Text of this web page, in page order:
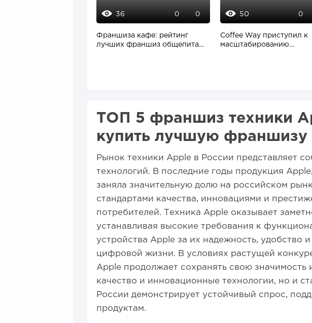
36 0 0
Франшиза кафе: рейтинг
лучших франшиз общепита
50 0
Coffee Way приступил к
масштабированию
ТОП 5 франшиз техники
купить лучшую франшизу
Рынок техники Apple в России представляет
технологий. В последние годы продукция
заняла значительную долю на российском
стандартами качества, инновациями и
потребителей. Техника Apple оказывает
устанавливая высокие требования к
устройства Apple за их надежность, удобство
цифровой жизни. В условиях растущей
Apple продолжает сохранять свою значимость
качество и инновационные технологии, но и
России демонстрирует устойчивый спрос,
продуктам.